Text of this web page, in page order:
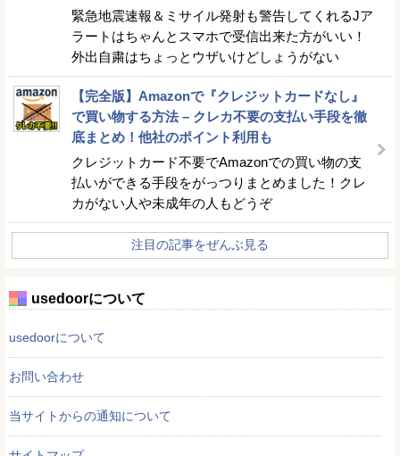
緊急地震速報＆ミサイル発射も警告してくれるJア
ラートはちゃんとスマホで受信出来た方がいい！
外出自粛はちょっとウザいけどしょうがない
【完全版】Amazonで『クレジットカードなし』
で買い物する方法 – クレカ不要の支払い手段を徹
底まとめ！他社のポイント利用も
クレジットカード不要でAmazonでの買い物の支
払いができる手段をがっつりまとめました！クレ
カがない人や未成年の人もどうぞ
注目の記事をぜんぶ見る
usedoorについて
usedoorについて
お問い合わせ
当サイトからの通知について